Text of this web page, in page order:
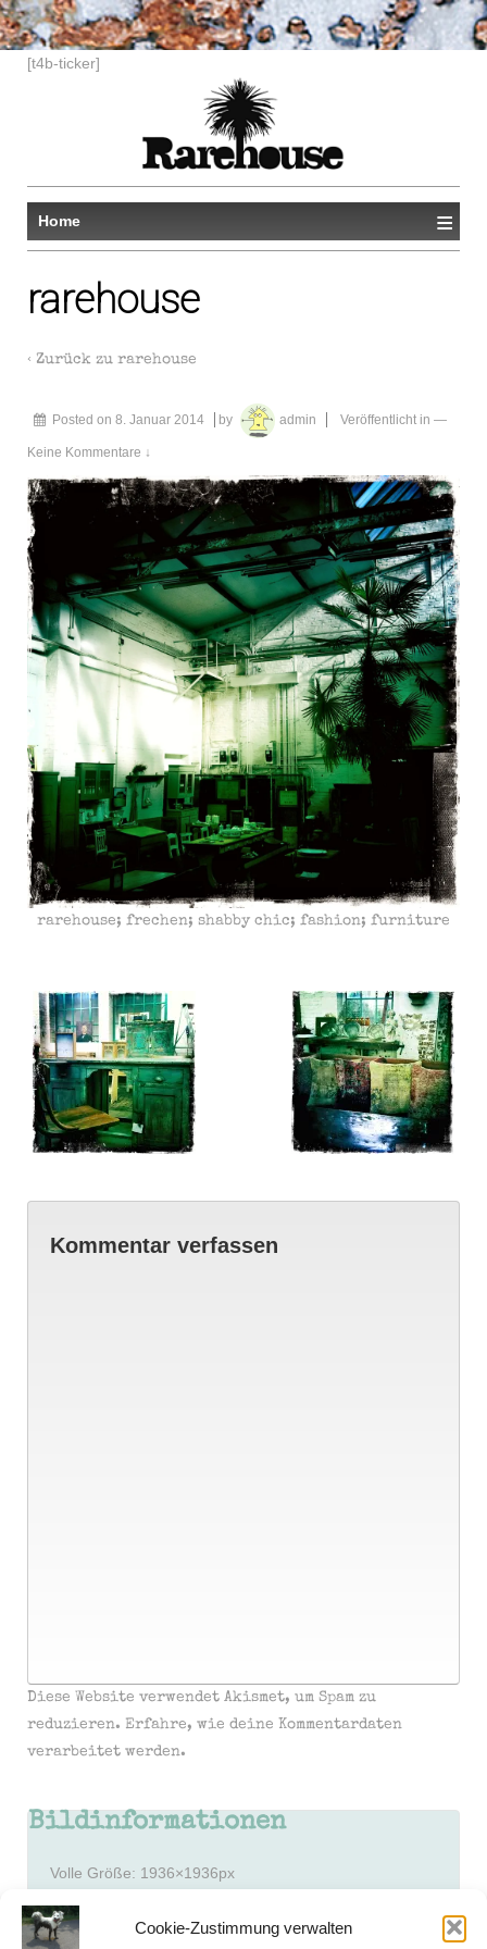
Cookie-Zustimmung verwalten
[t4b-ticker]
Home ≡
rarehouse
‹ Zurück zu rarehouse
Posted on 8. Januar 2014 by admin Veröffentlicht in —
Keine Kommentare ↓
rarehouse; frechen; shabby chic; fashion; furniture
Kommentar verfassen
Diese Website verwendet Akismet, um Spam zu
reduzieren. Erfahre, wie deine Kommentardaten
verarbeitet werden.
Bildinformationen
Volle Größe: 1936×1936px
Brennweite: 3.85mm